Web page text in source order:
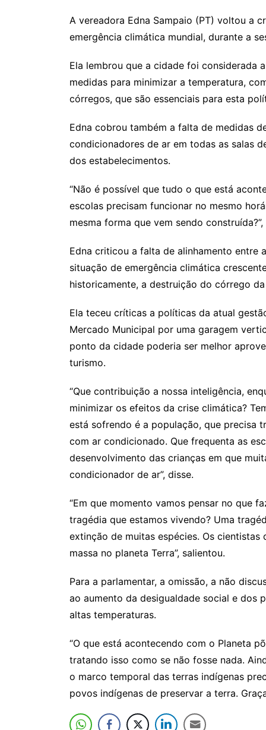
A vereadora Edna Sampaio (PT) voltou a
emergência climática mundial, durante a
Ela lembrou que a cidade foi considerada
medidas para minimizar a temperatura,
córregos, que são essenciais para esta
Edna cobrou também a falta de medidas
condicionadores de ar em todas as salas
dos estabelecimentos.
“Não é possível que tudo o que está
escolas precisam funcionar no mesmo
mesma forma que vem sendo
Edna criticou a falta de alinhamento entre
situação de emergência climática
historicamente, a destruição do córrego da
Ela teceu críticas a políticas da atual
Mercado Municipal por uma garagem
ponto da cidade poderia ser melhor
turismo.
“Que contribuição a nossa inteligência,
minimizar os efeitos da crise climática?
está sofrendo é a população, que precisa
com ar condicionado. Que frequenta as
desenvolvimento das crianças em que
condicionador de ar”, disse.
“Em que momento vamos pensar no que
tragédia que estamos vivendo? Uma
extinção de muitas espécies. Os
massa no planeta Terra”, salientou.
Para a parlamentar, a omissão, a não
ao aumento da desigualdade social e dos
altas temperaturas.
“O que está acontecendo com o Planeta
tratando isso como se não fosse nada.
o marco temporal das terras indígenas
povos indígenas de preservar a terra.